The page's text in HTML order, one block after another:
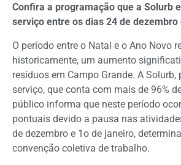
Confira a programação que a Solurb
serviço entre os dias 24 de
O período entre o Natal e o Ano Novo
historicamente, um aumento
resíduos em Campo Grande. A Solurb,
serviço, que conta com mais de 96%
público informa que neste período
pontuais devido a pausa nas
de dezembro e 1o de janeiro,
convenção coletiva de trabalho.